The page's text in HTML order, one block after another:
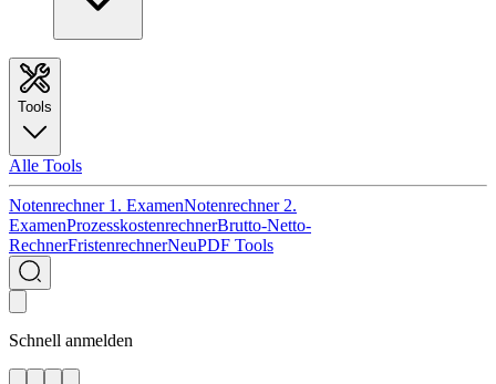
Tools
Alle Tools
Notenrechner 1. ExamenNotenrechner 2.
ExamenProzesskostenrechnerBrutto-Netto-
RechnerFristenrechnerNeuPDF Tools
Schnell anmelden